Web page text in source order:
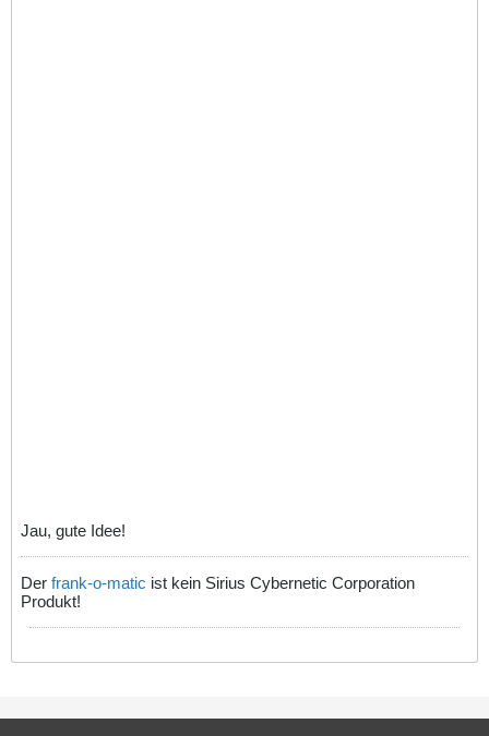
Jau, gute Idee!
Der frank-o-matic ist kein Sirius Cybernetic Corporation
Produkt!